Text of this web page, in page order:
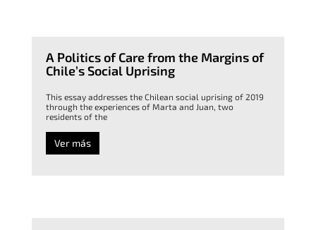
A Politics of Care from the Margins of
Chile’s Social Uprising
This essay addresses the Chilean social uprising of 2019
through the experiences of Marta and Juan, two
residents of the
Ver más